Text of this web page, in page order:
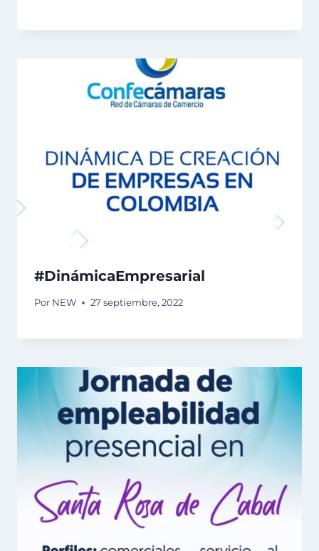
#DinámicaEmpresarial
Por NEW 27 septiembre, 2022